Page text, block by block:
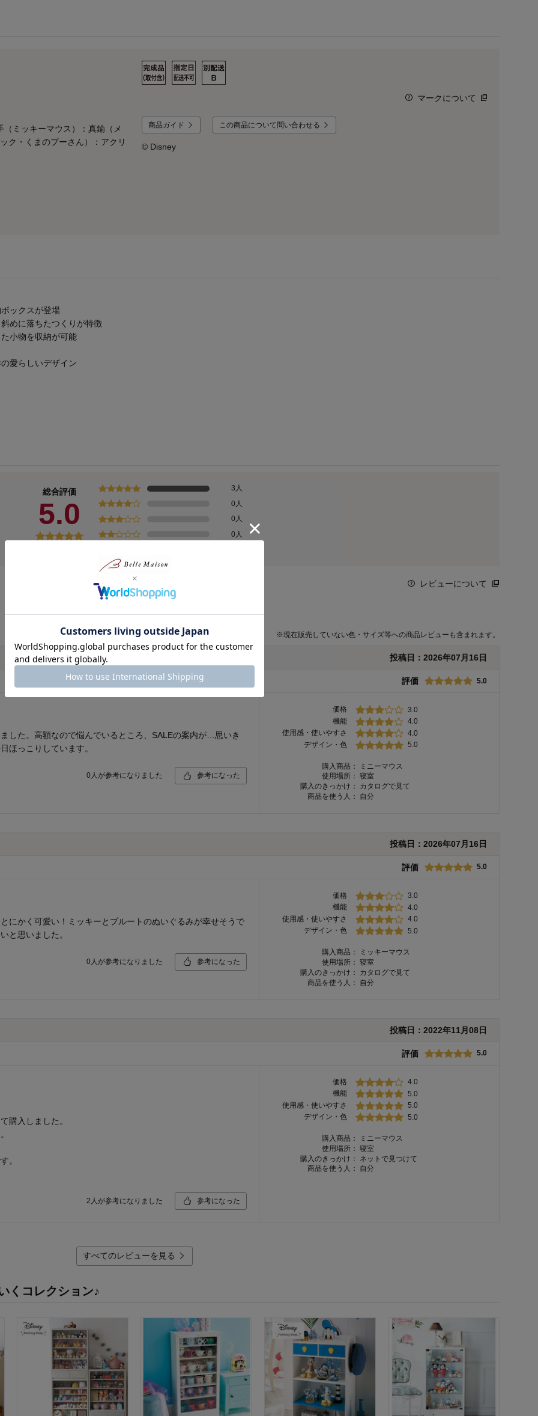
ミッキーマウス）：真鍮（メ
ク・くまのプーさん）：アクリ
マークについて
商品ガイド この商品について問い合わせる
© Disney
ックスが登場
めに落ちたつくりが特徴
小物を収納が可能
愛らしいデザイン
総合評価
5.0
3人
0人
0人
0人
レビューについて
※現在販売していない色・サイズ等への商品レビューも含まれます。
投稿日： 2026年07月16日
評価 5.0
した。高額なので悩んでいるところ、SALEの案内が…思いき
ほっこりしています。
0 人が参考になりました 参考になった
価格
3.0
機能
4.0
使用感・使いやすさ
4.0
デザイン・色
5.0
購入商品：
ミニーマウス
使用場所： 寝室
購入のきっかけ：
カタログで見て
商品を使う人：
自分
投稿日： 2026年07月16日
評価 5.0
にかく可愛い！ミッキーとプルートのぬいぐるみが幸せそうで
と思いました。
0 人が参考になりました 参考になった
価格
3.0
機能
4.0
使用感・使いやすさ
4.0
デザイン・色
5.0
購入商品：
ミッキーマウス
使用場所： 寝室
購入のきっかけ：
カタログで見て
商品を使う人：
自分
投稿日： 2022年11月08日
評価 5.0
購入しました。
。
2 人が参考になりました 参考になった
価格
4.0
機能
5.0
使用感・使いやすさ
5.0
デザイン・色
5.0
購入商品：
ミニーマウス
使用場所： 寝室
購入のきっかけ：
ネットで見つけて
商品を使う人：
自分
すべてのレビューを見る
くコレクション♪